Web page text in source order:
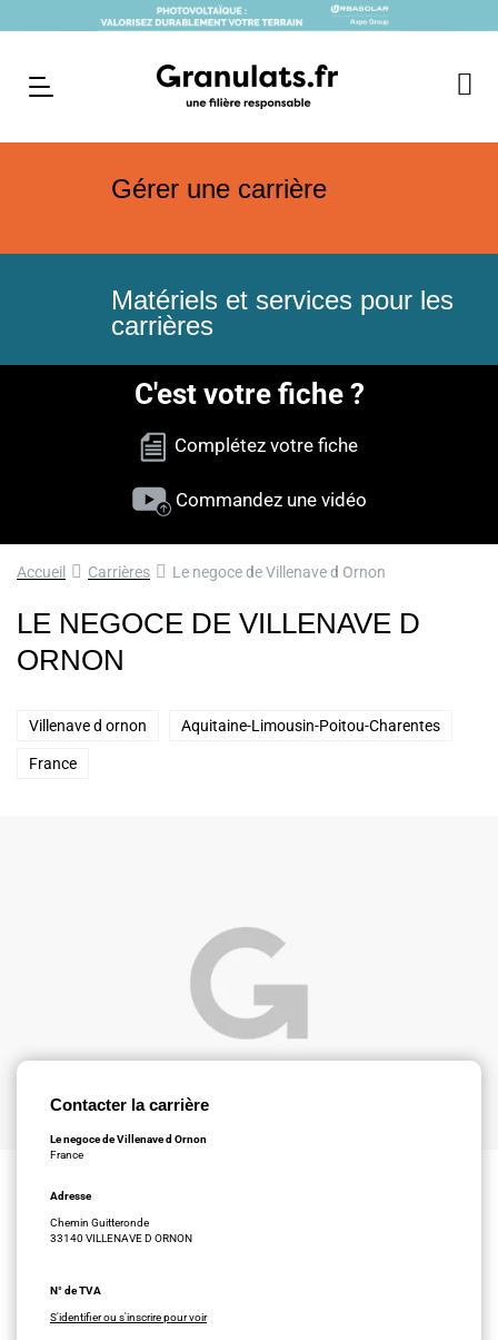
Gérer une carrière
Matériels et services pour les
carrières
C'est votre fiche ?
Complétez votre fiche
Commandez une vidéo
Accueil Carrières Le negoce de Villenave d Ornon
LE NEGOCE DE VILLENAVE D
ORNON
Villenave d ornon Aquitaine-Limousin-Poitou-Charentes
France
Contacter la carrière
Le negoce de Villenave d Ornon
France
Adresse
Chemin Guitteronde
33140 VILLENAVE D ORNON
N° de TVA
S'identifier ou s'inscrire pour voir